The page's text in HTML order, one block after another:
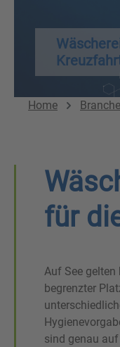
Home
für
Auf See gelten
begrenzter
sind genau